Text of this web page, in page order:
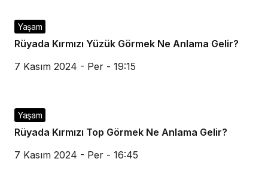
Yaşam
Rüyada Kırmızı Yüzük Görmek Ne Anlama Gelir?
7 Kasım 2024 - Per - 19:15
Yaşam
Rüyada Kırmızı Top Görmek Ne Anlama Gelir?
7 Kasım 2024 - Per - 16:45